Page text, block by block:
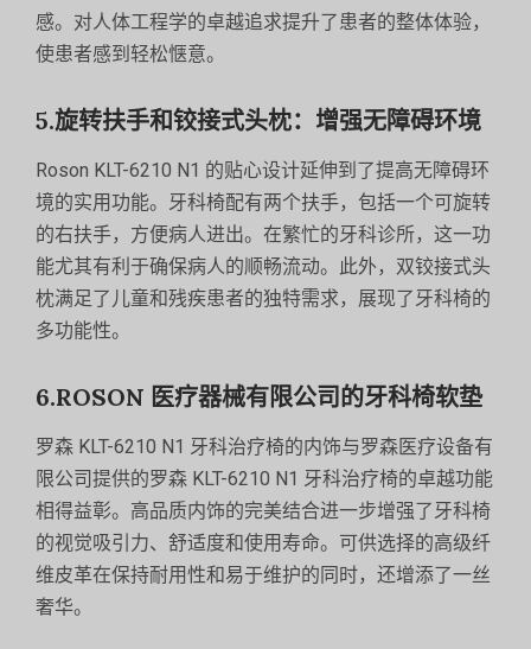
感。对人体工程学的卓越追求提升了患者的整体体验，
使患者感到轻松惬意。
5.旋转扶手和铰接式头枕：增强无障碍环境
Roson KLT-6210 N1 的贴心设计延伸到了提高无障碍环
境的实用功能。牙科椅配有两个扶手，包括一个可旋转
的右扶手，方便病人进出。在繁忙的牙科诊所，这一功
能尤其有利于确保病人的顺畅流动。此外，双铰接式头
枕满足了儿童和残疾患者的独特需求，展现了牙科椅的
多功能性。
6.ROSON 医疗器械有限公司的牙科椅软垫
罗森 KLT-6210 N1 牙科治疗椅的内饰与罗森医疗设备有
限公司提供的罗森 KLT-6210 N1 牙科治疗椅的卓越功能
相得益彰。高品质内饰的完美结合进一步增强了牙科椅
的视觉吸引力、舒适度和使用寿命。可供选择的高级纤
维皮革在保持耐用性和易于维护的同时，还增添了一丝
奢华。